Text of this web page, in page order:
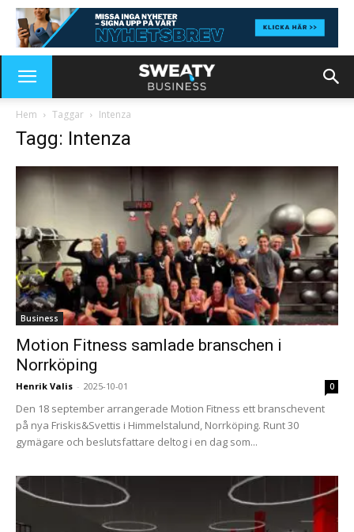
Hem Taggar Intenza
Tagg: Intenza
Business
Motion Fitness samlade branschen i
Norrköping
Henrik Valis - 2025-10-01 0
Den 18 september arrangerade Motion Fitness ett branschevent
på nya Friskis&Svettis i Himmelstalund, Norrköping. Runt 30
gymägare och beslutsfattare deltog i en dag som...